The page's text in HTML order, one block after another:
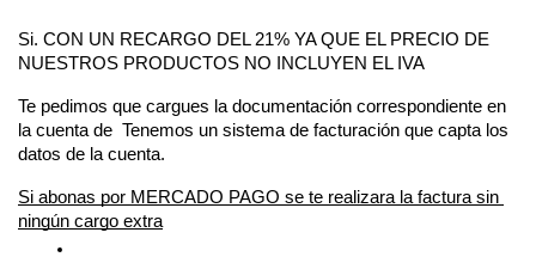
Si. CON UN RECARGO DEL 21% YA QUE EL PRECIO DE
NUESTROS PRODUCTOS NO INCLUYEN EL IVA
Te pedimos que cargues la documentación correspondiente en
la cuenta de  Tenemos un sistema de facturación que capta los
datos de la cuenta.
Si abonas por MERCADO PAGO se te realizara la factura sin
ningún cargo extra